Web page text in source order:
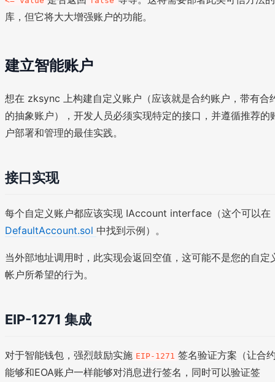
库，但它将大大增强账户的功能。
建立智能账户
想在 zksync 上构建自定义账户（应该就是合约账户，带有合
的抽象账户），开发人员必须实现特定的接口，并遵循推荐的
户部署和管理的最佳实践。
接口实现
每个自定义账户都应该实现 IAccount interface（这个可以在
DefaultAccount.sol 中找到示例）。
当外部地址调用时，此实现会返回空值，这可能不是您的自定
帐户所希望的行为。
EIP-1271 集成
对于智能钱包，强烈鼓励实施 EIP-1271 签名验证方案（让合
能够和EOA账户一样能够对消息进行签名，同时可以验证签